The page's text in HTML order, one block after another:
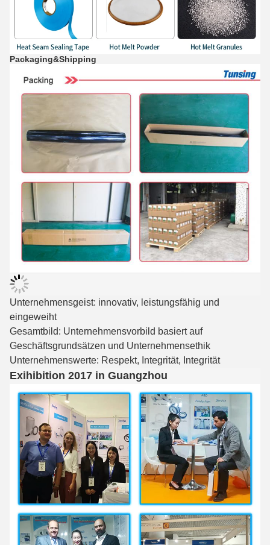
Packaging&Shipping
Unternehmensgeist: innovativ, leistungsfähig und
eingeweiht
Gesamtbild: Unternehmensvorbild basiert auf
Geschäftsgrundsätzen und Unternehmensethik
Unternehmenswerte: Respekt, Integrität, Integrität
Exihibition 2017 in Guangzhou